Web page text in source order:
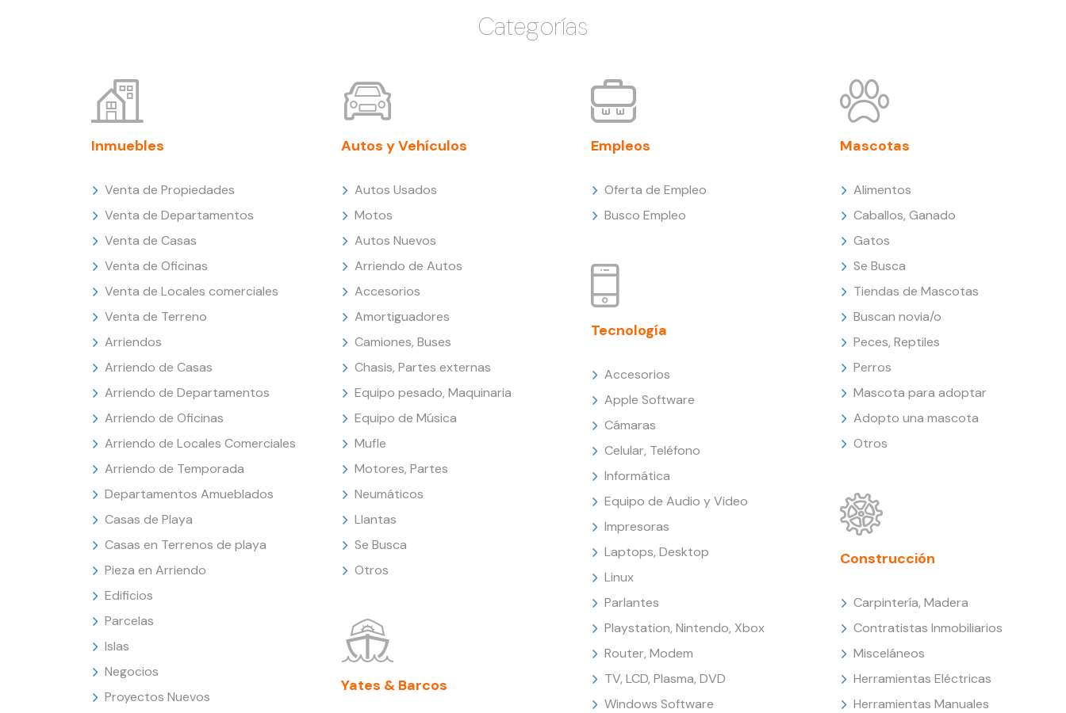
Categorías
Inmuebles
Venta de Propiedades
Venta de Departamentos
Venta de Casas
Venta de Oficinas
Venta de Locales comerciales
Venta de Terreno
Arriendos
Arriendo de Casas
Arriendo de Departamentos
Arriendo de Oficinas
Arriendo de Locales Comerciales
Arriendo de Temporada
Departamentos Amueblados
Casas de Playa
Casas en Terrenos de playa
Pieza en Arriendo
Edificios
Parcelas
Islas
Negocios
Proyectos Nuevos
Autos y Vehículos
Autos Usados
Motos
Autos Nuevos
Arriendo de Autos
Accesorios
Amortiguadores
Camiones, Buses
Chasis, Partes externas
Equipo pesado, Maquinaria
Equipo de Música
Mufle
Motores, Partes
Neumáticos
Llantas
Se Busca
Otros
Yates & Barcos
Empleos
Oferta de Empleo
Busco Empleo
Tecnología
Accesorios
Apple Software
Cámaras
Celular, Teléfono
Informática
Equipo de Audio y Video
Impresoras
Laptops, Desktop
Linux
Parlantes
Playstation, Nintendo, Xbox
Router, Modem
TV, LCD, Plasma, DVD
Windows Software
Mascotas
Alimentos
Caballos, Ganado
Gatos
Se Busca
Tiendas de Mascotas
Buscan novia/o
Peces, Reptiles
Perros
Mascota para adoptar
Adopto una mascota
Otros
Construcción
Carpintería, Madera
Contratistas Inmobiliarios
Misceláneos
Herramientas Eléctricas
Herramientas Manuales